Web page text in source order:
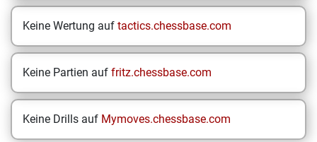
Keine Wertung auf tactics.chessbase.com
Keine Partien auf fritz.chessbase.com
Keine Drills auf Mymoves.chessbase.com